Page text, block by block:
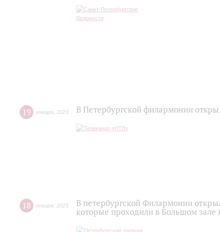
19 января 2023 В Петербургской филармонии
18 января 2023
В петербургской Филармонии
которые проходили в Большом зале